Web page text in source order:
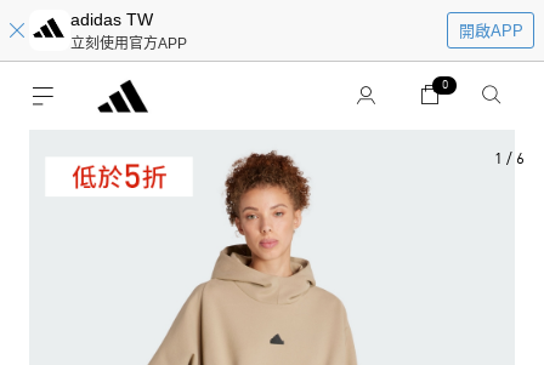
adidas TW
立刻使用官方APP
開啟APP
0
1 / 6